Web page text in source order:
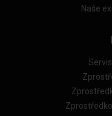
Naše